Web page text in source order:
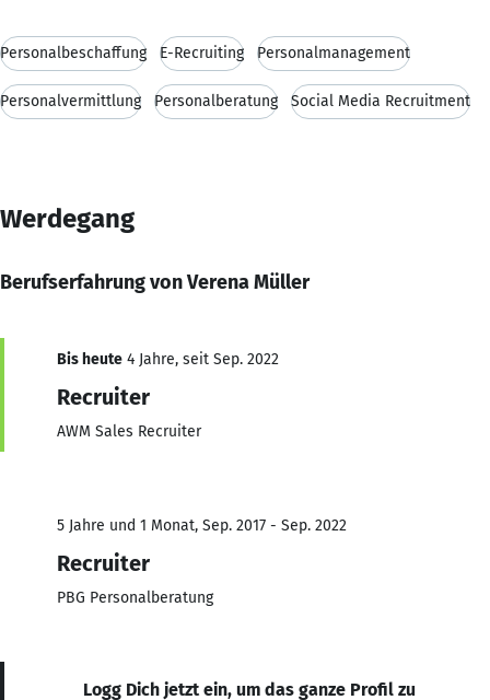
Personalbeschaffung E-Recruiting Personalmanagement
Personalvermittlung Personalberatung Social Media Recruitment
Werdegang
Berufserfahrung von Verena Müller
Bis heute 4 Jahre, seit Sep. 2022
Recruiter
AWM Sales Recruiter
5 Jahre und 1 Monat, Sep. 2017 - Sep. 2022
Recruiter
PBG Personalberatung
Logg Dich jetzt ein, um das ganze Profil zu